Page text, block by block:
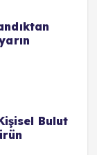
Bulut